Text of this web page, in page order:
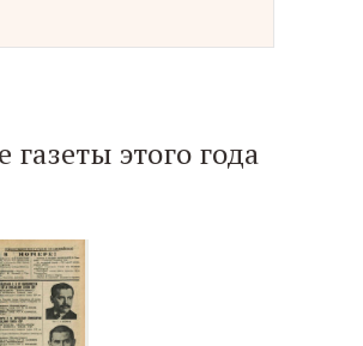
газеты этого года